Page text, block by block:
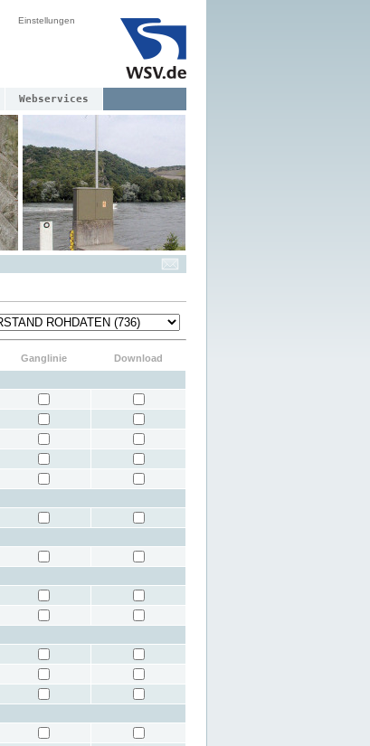
Einstellungen
Webservices
Ganglinie
Download